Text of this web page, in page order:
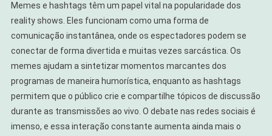
Memes e hashtags têm um papel vital na popularidade dos
reality shows. Eles funcionam como uma forma de
comunicação instantânea, onde os espectadores podem se
conectar de forma divertida e muitas vezes sarcástica. Os
memes ajudam a sintetizar momentos marcantes dos
programas de maneira humorística, enquanto as hashtags
permitem que o público crie e compartilhe tópicos de discussão
durante as transmissões ao vivo. O debate nas redes sociais é
imenso, e essa interação constante aumenta ainda mais o